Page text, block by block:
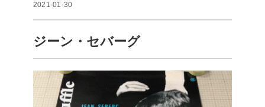
2021-01-30
ジーン・セバーグ